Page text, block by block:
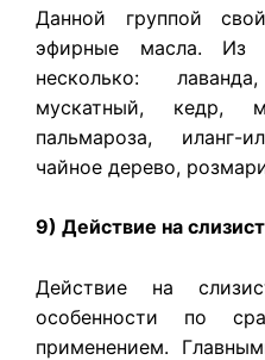
Данной группой
эфирные масла. Из
несколько:
мускатный, кедр,
пальмароза, иланг-
чайное дерево,
9) Действие на
Действие на
особенности по
применением.